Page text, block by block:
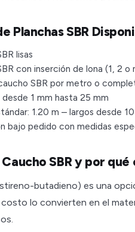
Planchas SBR
lisas
con inserción de lona (1, 2 o
SBR por metro o
desde 1 mm hasta 25 mm
1.20 m – largos desde
bajo pedido con medidas
Caucho SBR y por
butadieno) es una
costo lo convierten en el